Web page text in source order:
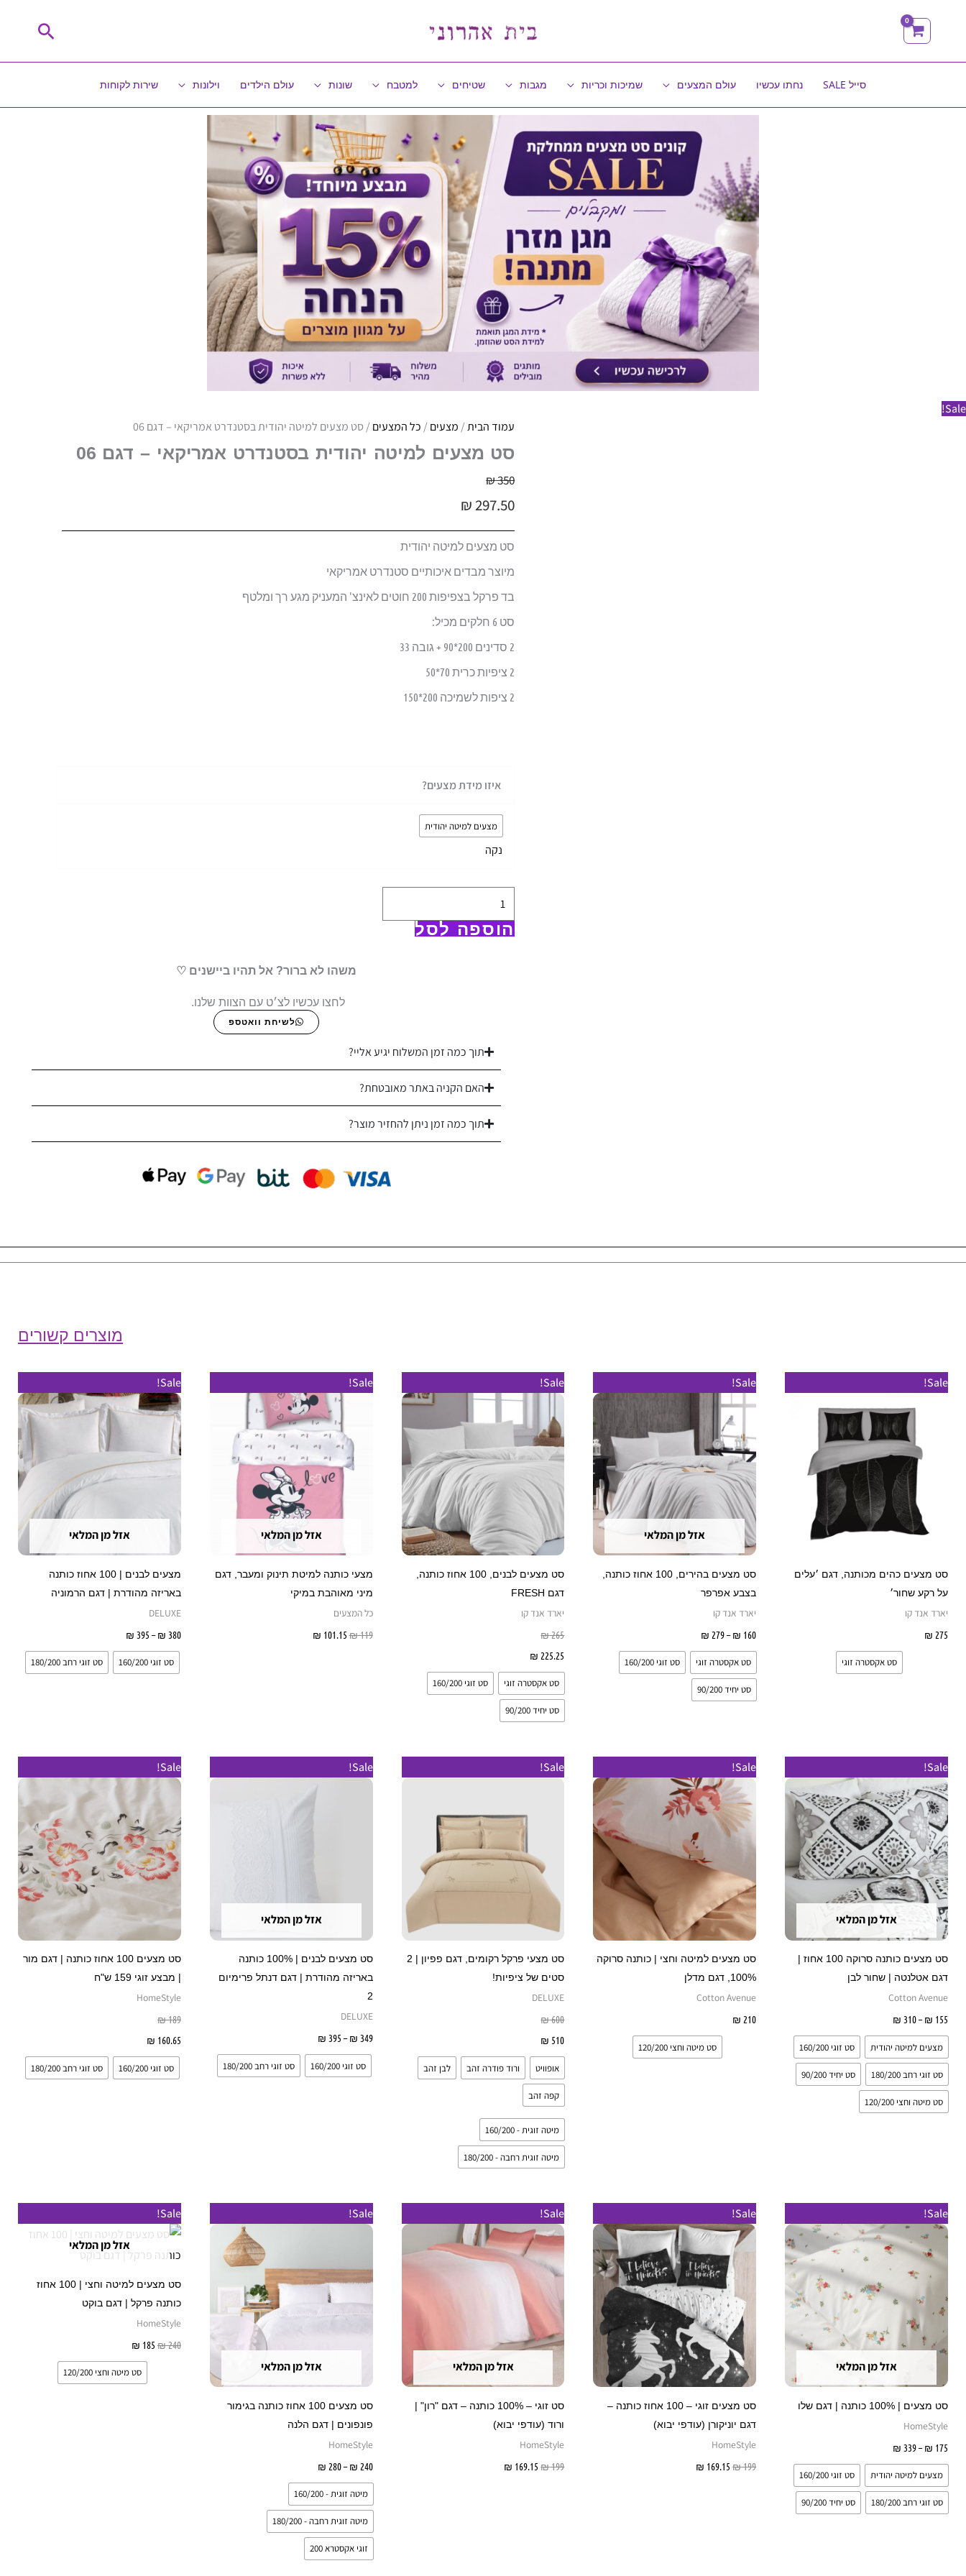
חיפוש
סייל SALE נחתו עכשיו עולם המצעים שמיכות וכריות מגבות שטיחים למטבח שונות עולם הילדים וילונות שירות לקוחות
Sale!
עמוד הבית/ מצעים / כל המצעים / סט מצעים למיטה יהודית בסטנדרט אמריקאי – דגם 06
סט מצעים למיטה יהודית בסטנדרט אמריקאי – דגם 06
₪350
₪297.50
סט מצעים למיטה יהודית
מיוצר מבדים איכותיים סטנדרט אמריקאי
בד פרקל בצפיפות 200 חוטים לאינצ' המעניק מגע רך ומלטף
סט 6 חלקים מכיל:
2 סדינים 200*90 + גובה 33
2 ציפיות כרית 70*50
2 ציפות לשמיכה 200*150
איזו מידת מצעים?
מצעים למיטה יהודית
נקה
סט
מצעים
למיטה
בסטנדרט
אמריקאי
הוספה לסל
משהו לא ברור? אל תהיו ביישנים ♡
לחצו עכשיו לצ׳ט עם הצוות שלנו.
לשיחת וואטספ
תוך כמה זמן המשלוח יגיע אליי?
האם הקניה באתר מאובטחת?
תוך כמה זמן ניתן להחזיר מוצר?
מוצרים קשורים
Sale!
סט מצעים כהים מכותנה, דגם ׳עלים
על רקע שחור׳
יארד אנד קו
₪ 275
יש
מספר
סוגים.
ניתן
לבחור
את
בעמוד
סט אקסטרה זוגי
Sale!
אזל מן המלאי
סט מצעים בהירים, 100 אחוז כותנה,
בצבע אפרפר
יארד אנד קו
₪ 160
–
₪ 279
מחירים:
זה
מספר
סוגים.
ניתן
לבחור
את
האפשרויות
בעמוד
סט אקסטרה זוגי סט זוגי 160/200
סט יחיד 90/200
Sale!
סט מצעים לבנים, 100 אחוז כותנה,
דגם FRESH
יארד אנד קו
₪265
₪ 225.25
זה
סוגים.
ניתן
לבחור
את
האפשרויות
בעמוד
סט אקסטרה זוגי סט זוגי 160/200
סט יחיד 90/200
Sale!
אזל מן המלאי
מצעי כותנה למיטת תינוק ומעבר, דגם
מיני מאוהבת במיקי
כל המצעים
₪119
₪ 101.15
Sale!
אזל מן המלאי
מצעים לבנים | 100 אחוז כותנה
באריזה מהודרת | דגם הרמוניה
DELUXE
₪ 380
–
₪ 395
מחירים:
⁦₪ 380⁩
עד
זה
יש
מספר
סוגים.
ניתן
לבחור
את
סט זוגי 160/200 סט זוגי רחב 180/200
Sale!
אזל מן המלאי
סט מצעים כותנה סרוקה 100 אחוז |
דגם אטלנטה | שחור לבן
Cotton Avenue
₪ 155
–
₪ 310
מחירים:
עד
יש
מספר
סוגים.
ניתן
האפשרויות
בעמוד
מצעים למיטה יהודית סט זוגי 160/200
סט זוגי רחב 180/200 סט יחיד 90/200
סט מיטה וחצי 120/200
Sale!
סט מצעים למיטה וחצי | כותנה סרוקה
100%, דגם מדלן
Cotton Avenue
₪ 210
מספר
סוגים.
ניתן
לבחור
את
האפשרויות
בעמוד
סט מיטה וחצי 120/200
Sale!
סט מצעי פרקל רקומים, דגם פפיון | 2
סטים של ציפיות!
DELUXE
₪600
₪ 510
מספר
סוגים.
לבחור
האפשרויות
בעמוד
אופוויט ורוד פודרה זהב לבן זהב
קפה זהב
מיטה זוגית - 160/200
מיטה זוגית רחבה - 180/200
Sale!
אזל מן המלאי
סט מצעים לבנים | 100% כותנה
באריזה מהודרת | דגם דנתל פרימיום
2
DELUXE
₪ 349
–
₪ 395
מחירים:
עד
האפשרויות
המוצר
סט זוגי 160/200 סט זוגי רחב 180/200
Sale!
סט מצעים 100 אחוז כותנה | דגם מור
| מבצע זוגי 159 ש"ח
HomeStyle
₪189
₪ 160.65
יש
מספר
סוגים.
ניתן
לבחור
את
האפשרויות
בעמוד
סט זוגי 160/200 סט זוגי רחב 180/200
Sale!
אזל מן המלאי
סט מצעים | 100% כותנה | דגם שלו
HomeStyle
₪ 175
–
₪ 339
מחירים:
עד
זה
יש
מספר
סוגים.
ניתן
לבחור
האפשרויות
בעמוד
מצעים למיטה יהודית סט זוגי 160/200
סט זוגי רחב 180/200 סט יחיד 90/200
Sale!
סט מצעים זוגי – 100 אחוז כותנה –
דגם יוניקורן (עודפי יבוא)
HomeStyle
₪199
₪ 169.15
Sale!
אזל מן המלאי
סט זוגי – 100% כותנה – דגם "רון" |
ורוד (עודפי יבוא)
HomeStyle
₪199
₪ 169.15
Sale!
אזל מן המלאי
סט מצעים 100 אחוז כותנה בגימור
פונפונים | דגם הלנה
HomeStyle
₪ 240
–
₪ 280
מחירים:
יש
ניתן
לבחור
האפשרויות
בעמוד
מיטה זוגית - 160/200
מיטה זוגית רחבה - 180/200
זוגי אקסטרא 200
Sale!
אזל מן המלאי
סט מצעים למיטה וחצי | 100 אחוז
כותנה פרקל | דגם בוקט
HomeStyle
₪240
המקורי
היה:
₪ 185
הנוכחי
הוא:
₪ 185.
זה
סט מיטה וחצי 120/200